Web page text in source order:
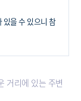
을 수 있으니 참
거리에 있는 주변